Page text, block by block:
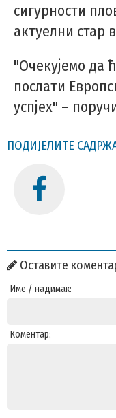
сигурности
актуелни стар
"Очекујемо да
послати
успјех" –
ПОДИЈЕЛИТЕ
Оставите
Име / надимак:
Коментар: